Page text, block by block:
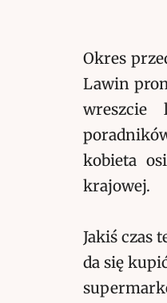
Okres
Lawin
wreszcie
kobieta
krajowej.
Jakiś czas
da się